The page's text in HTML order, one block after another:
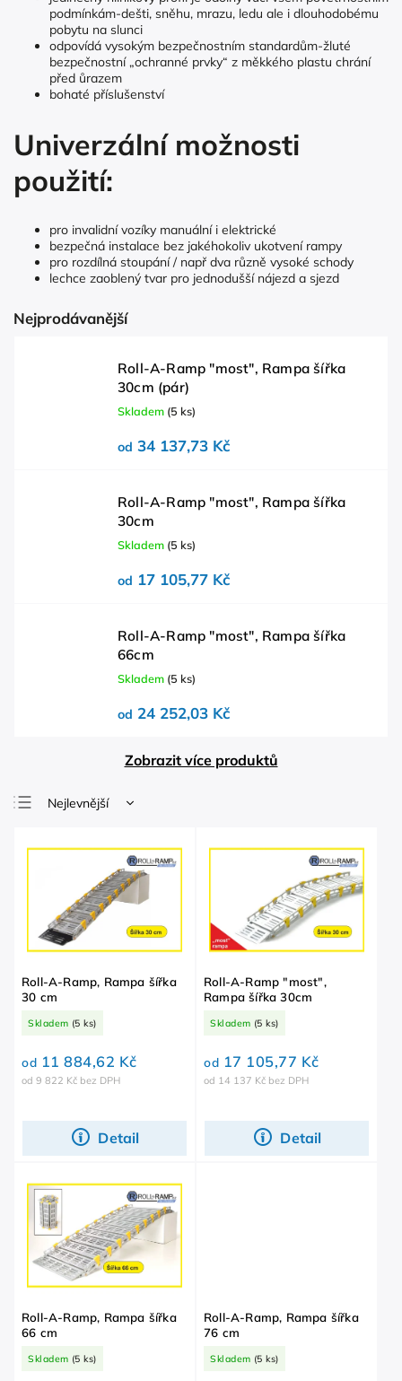
podmínkám-dešti, sněhu, mrazu, ledu ale i dlouhodobému
pobytu na slunci
odpovídá vysokým bezpečnostním standardům-žluté
bezpečnostní „ochranné prvky“ z měkkého plastu chrání
před ůrazem
bohaté příslušenství
Univerzální možnosti
použití:
pro invalidní vozíky manuální i elektrické
bezpečná instalace bez jakéhokoliv ukotvení rampy
pro rozdílná stoupání / např dva různě vysoké schody
lechce zaoblený tvar pro jednodušší nájezd a sjezd
Nejprodávanější
Roll-A-Ramp "most", Rampa šířka
30cm (pár)
Skladem (5 ks)
od 34 137,73 Kč
Roll-A-Ramp "most", Rampa šířka
30cm
Skladem (5 ks)
od 17 105,77 Kč
Roll-A-Ramp "most", Rampa šířka
66cm
Skladem (5 ks)
od 24 252,03 Kč
Zobrazit více produktů
Nejlevnější
Nejprodávanější
Abecedně
Roll-A-Ramp, Rampa šířka
30 cm
Skladem (5 ks)
od 9 822 Kč bez DPH
od 11 884,62 Kč
Detail
Roll-A-Ramp "most",
Rampa šířka 30cm
Skladem (5 ks)
od 14 137 Kč bez DPH
od 17 105,77 Kč
Detail
Roll-A-Ramp, Rampa šířka
66 cm
Skladem (5 ks)
Roll-A-Ramp, Rampa šířka
76 cm
Skladem (5 ks)